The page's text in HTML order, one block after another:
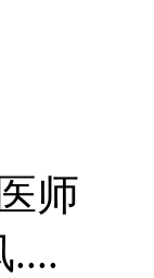
师
....